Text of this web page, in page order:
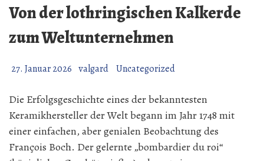
Von der lothringischen Kalkerde
zum Weltunternehmen
27. Januar 2026 valgard Uncategorized
Die Erfolgsgeschichte eines der bekanntesten
Keramikhersteller der Welt begann im Jahr 1748 mit
einer einfachen, aber genialen Beobachtung des
François Boch. Der gelernte „bombardier du roi“